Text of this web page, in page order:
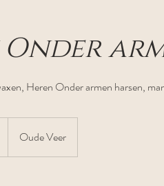
Heren Onder armen harsen,
Oude Veer